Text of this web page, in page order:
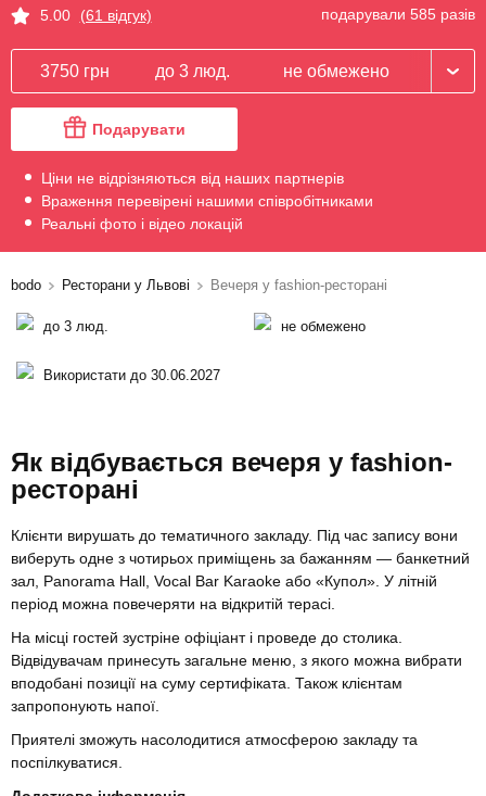
5.00 (61 відгук) подарували 585 разів
3750 грн до 3 люд. не обмежено
Подарувати
Ціни не відрізняються від наших партнерів
Враження перевірені нашими співробітниками
Реальні фото і відео локацій
bodo Ресторани у Львові Вечеря у fashion-ресторані
до 3 люд. не обмежено
Використати до 30.06.2027
Як відбувається вечеря у fashion-
ресторані
Клієнти вирушать до тематичного закладу. Під час запису вони
виберуть одне з чотирьох приміщень за бажанням — банкетний
зал, Panorama Hall, Vocal Bar Karaoke або «Купол». У літній
період можна повечеряти на відкритій терасі.
На місці гостей зустріне офіціант і проведе до столика.
Відвідувачам принесуть загальне меню, з якого можна вибрати
вподобані позиції на суму сертифіката. Також клієнтам
запропонують напої.
Приятелі зможуть насолодитися атмосферою закладу та
поспілкуватися.